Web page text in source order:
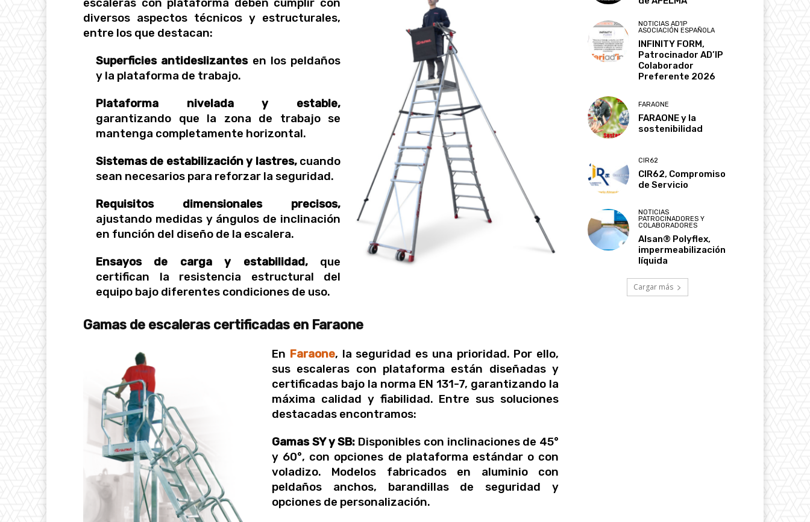
escaleras con plataforma deben cumplir con
diversos aspectos técnicos y estructurales,
entre los que destacan:
Superficies antideslizantesen los peldaños
y la plataforma de trabajo.
Plataforma nivelada y estable,
garantizando que la zona de trabajo se
mantenga completamente horizontal.
Sistemas de estabilización y lastres,cuando
sean necesarios para reforzar la seguridad.
Requisitos dimensionales precisos,
ajustando medidas y ángulos de inclinación
en función del diseño de la escalera.
Ensayos de carga y estabilidad, que
certifican la resistencia estructural del
equipo bajo diferentes condiciones de uso.
Gamas de escaleras certificadas en Faraone
En Faraone, la seguridad es una prioridad. Por ello,
sus escaleras con plataforma están diseñadas y
certificadas bajo la norma EN 131-7, garantizando la
máxima calidad y fiabilidad. Entre sus soluciones
destacadas encontramos:
Gamas SY y SB: Disponibles con inclinaciones de 45°
y 60°, con opciones de plataforma estándar o con
voladizo. Modelos fabricados en aluminio con
peldaños anchos, barandillas de seguridad y
opciones de personalización.
NOTICIAS AD'IP
ASOCIACIÓN ESPAÑOLA
INFINITY FORM,
Patrocinador AD’IP
Colaborador
Preferente 2026
FARAONE
FARAONE y la
sostenibilidad
CIR62
CIR62, Compromiso
de Servicio
NOTICIAS
PATROCINADORES Y
COLABORADORES
Alsan® Polyflex,
impermeabilización
líquida
Cargar más